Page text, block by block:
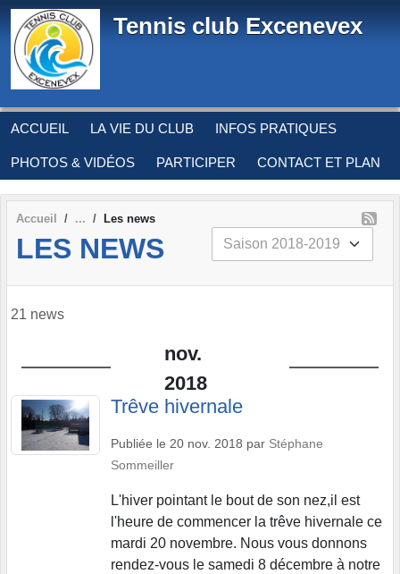
Tennis club Excenevex
ACCUEIL LA VIE DU CLUB INFOS PRATIQUES
PHOTOS & VIDÉOS PARTICIPER CONTACT ET PLAN
Accueil Les news
LES NEWS
21 news
nov.
2018
Trêve hivernale
Publiée le 20 nov. 2018 par Stéphane
Sommeiller
L'hiver pointant le bout de son nez,il est
l'heure de commencer la trêve hivernale ce
mardi 20 novembre. Nous vous donnons
rendez-vous le samedi 8 décembre à notre
Panneau de gestion des cookies